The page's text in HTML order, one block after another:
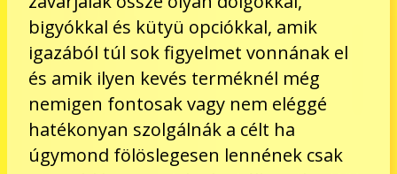
bigyókkal és kütyü opciókkal, amik
igazából túl sok figyelmet vonnának el
és amik ilyen kevés terméknél még
nemigen fontosak vagy nem eléggé
hatékonyan szolgálnák a célt ha
úgymond fölöslegesen lennének csak